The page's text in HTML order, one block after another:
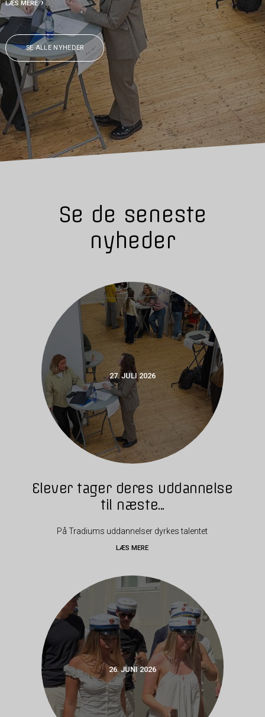
LÆS MERE
SE ALLE NYHEDER
Se de seneste
nyheder
27. JULI 2026
Elever tager deres uddannelse
til næste...
På Tradiums uddannelser dyrkes talentet
LÆS MERE
26. JUNI 2026